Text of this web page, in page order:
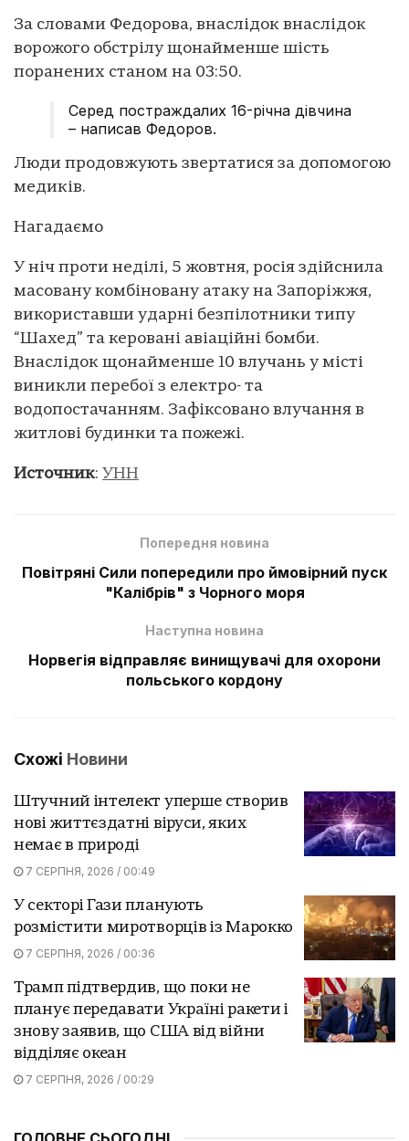
За словами Федорова, внаслідок внаслідок
ворожого обстрілу щонайменше шість
поранених станом на 03:50.
Серед постраждалих 16-річна дівчина
– написав Федоров.
Люди продовжують звертатися за допомогою
медиків.
Нагадаємо
У ніч проти неділі, 5 жовтня, росія здійснила
масовану комбіновану атаку на Запоріжжя,
використавши ударні безпілотники типу
“Шахед” та керовані авіаційні бомби.
Внаслідок щонайменше 10 влучань у місті
виникли перебої з електро- та
водопостачанням. Зафіксовано влучання в
житлові будинки та пожежі.
Источник: УНН
Попередня новина
Повітряні Сили попередили про ймовірний пуск
"Калібрів" з Чорного моря
Наступна новина
Норвегія відправляє винищувачі для охорони
польського кордону
Схожі Новини
Штучний інтелект уперше створив
нові життєздатні віруси, яких
немає в природі
7 СЕРПНЯ, 2026 / 00:49
У секторі Гази планують
розмістити миротворців із Марокко
7 СЕРПНЯ, 2026 / 00:36
Трамп підтвердив, що поки не
планує передавати Україні ракети і
знову заявив, що США від війни
відділяє океан
7 СЕРПНЯ, 2026 / 00:29